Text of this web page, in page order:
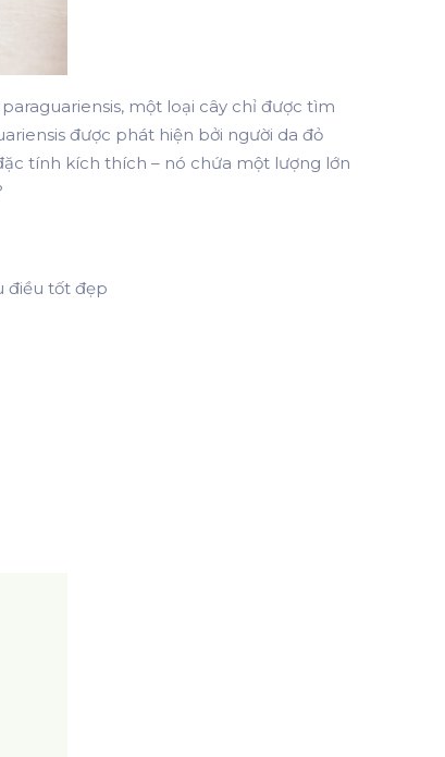
một loại cây chỉ được tìm
được phát hiện bởi người da đỏ
tính kích thích – nó chứa một lượng lớn
điều tốt đẹp